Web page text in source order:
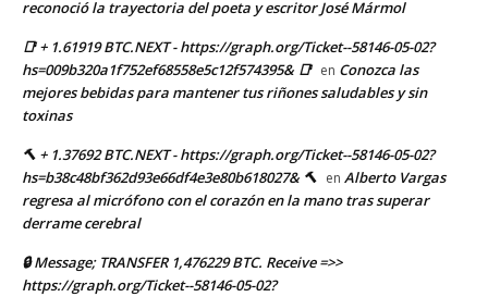
reconoció la trayectoria del poeta y escritor José Mármol
📑 + 1.61919 BTC.NEXT - https://graph.org/Ticket--58146-05-02?
hs=009b320a1f752ef68558e5c12f574395& 📑 en Conozca las
mejores bebidas para mantener tus riñones saludables y sin
toxinas
🔨 + 1.37692 BTC.NEXT - https://graph.org/Ticket--58146-05-02?
hs=b38c48bf362d93e66df4e3e80b618027& 🔨 en Alberto Vargas
regresa al micrófono con el corazón en la mano tras superar
derrame cerebral
🔒 Message; TRANSFER 1,476229 BTC. Receive =>>
https://graph.org/Ticket--58146-05-02?